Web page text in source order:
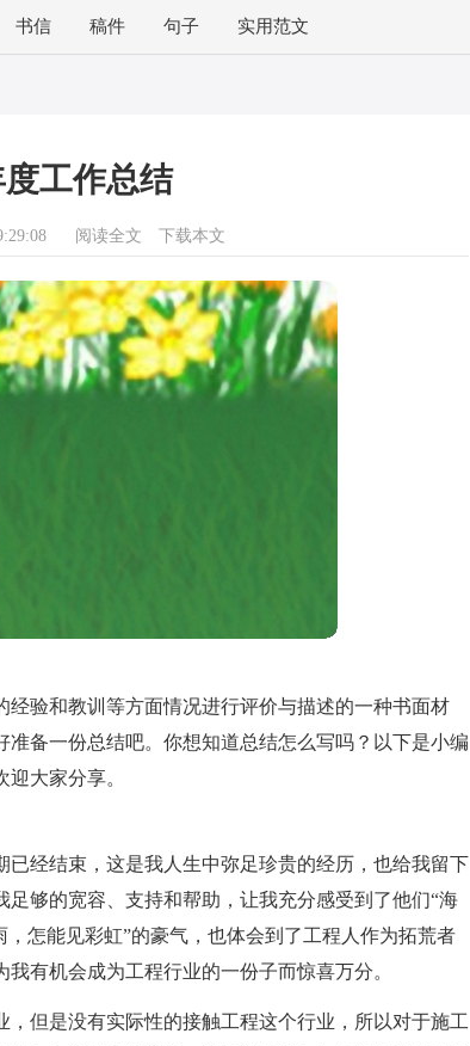
书信 稿件 句子 实用范文
工作总结
阅读全文 下载本文
验和教训等方面情况进行评价与描述的一种书面材
备一份总结吧。你想知道总结怎么写吗？以下是小编
大家分享。
经结束，这是我人生中弥足珍贵的经历，也给我留下
够的宽容、支持和帮助，让我充分感受到了他们“海
怎能见彩虹”的豪气，也体会到了工程人作为拓荒者
有机会成为工程行业的一份子而惊喜万分。
但是没有实际性的接触工程这个行业，所以对于施工